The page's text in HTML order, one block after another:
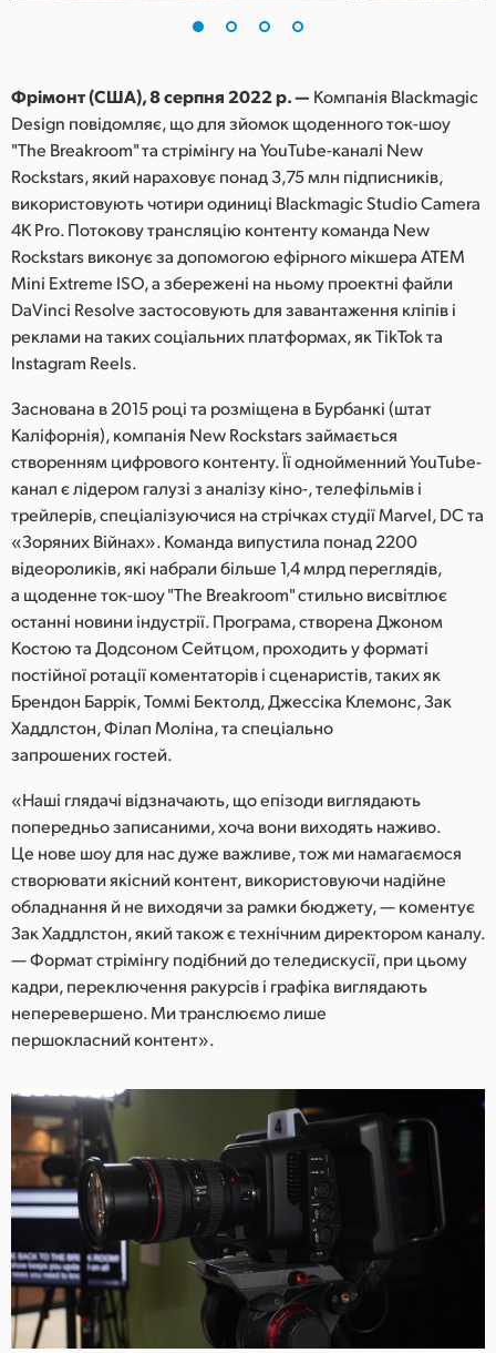
Japan
Mexico
Malaysia
Netherlands
New Zealand
Norway
Poland
Portugal
Singapore
South Africa
Spain
Sweden
Chinese Taipei
UAE
Ukraine
United Kingdom
United States
Фрімонт (США), 8 серпня 2022 р. — Компанія Blackmagic
Design повідомляє, що для зйомок щоденного ток-шоу
"The Breakroom" та стрімінгу на YouTube-каналі New
Rockstars, який нараховує понад 3,75 млн підписників,
використовують чотири одиниці Blackmagic Studio Camera
4K Pro. Потокову трансляцію контенту команда New
Rockstars виконує за допомогою ефірного мікшера ATEM
Mini Extreme ISO, а збережені на ньому проектні файли
DaVinci Resolve застосовують для завантаження кліпів і
реклами на таких соціальних платформах, як TikTok та
Instagram Reels.
Заснована в 2015 році та розміщена в Бурбанкі (штат
Каліфорнія), компанія New Rockstars займається
створенням цифрового контенту. Її однойменний YouTube-
канал є лідером галузі з аналізу кіно-, телефільмів і
трейлерів, спеціалізуючися на стрічках студії Marvel, DC та
«Зоряних Війнах». Команда випустила понад 2200
відеороликів, які набрали більше 1,4 млрд переглядів,
а щоденне ток-шоу "The Breakroom" стильно висвітлює
останні новини індустрії. Програма, створена Джоном
Костою та Додсоном Сейтцом, проходить у форматі
постійної ротації коментаторів і сценаристів, таких як
Брендон Баррік, Томмі Бектолд, Джессіка Клемонс, Зак
Хаддлстон, Філап Моліна, та спеціально
запрошених гостей.
«Наші глядачі відзначають, що епізоди виглядають
попередньо записаними, хоча вони виходять наживо.
Це нове шоу для нас дуже важливе, тож ми намагаємося
створювати якісний контент, використовуючи надійне
обладнання й не виходячи за рамки бюджету, — коментує
Зак Хаддлстон, який також є технічним директором каналу.
— Формат стрімінгу подібний до теледискусії, при цьому
кадри, переключення ракурсів і графіка виглядають
неперевершено. Ми транслюємо лише
першокласний контент».